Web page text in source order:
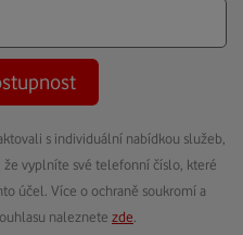
s individuální nabídkou služeb,
vyplníte své telefonní číslo, které
účel. Více o ochraně soukromí a
naleznete zde